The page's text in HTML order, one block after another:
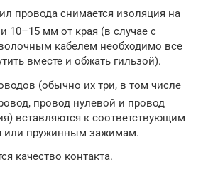
провода снимается изоляция на
10–15 мм от края (в случае с
кабелем необходимо все
вместе и обжать гильзой).
(обычно их три, в том числе
провод нулевой и провод
вставляются к соответствующим
или пружинным зажимам.
качество контакта.